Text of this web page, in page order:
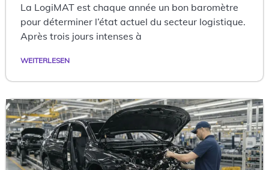
La LogiMAT est chaque année un bon baromètre
pour déterminer l’état actuel du secteur logistique.
Après trois jours intenses à
WEITERLESEN